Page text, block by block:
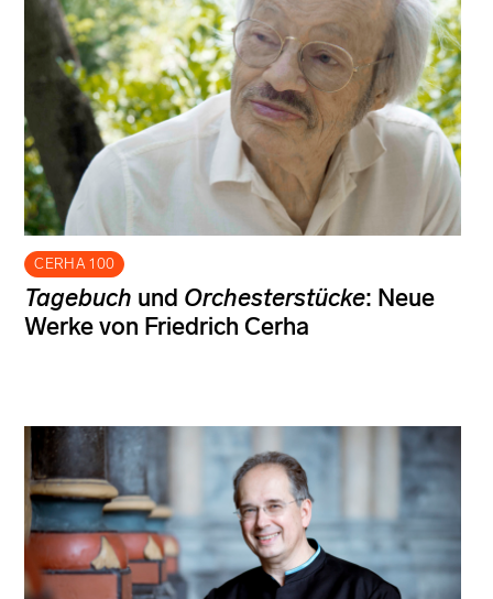
CERHA 100
Tagebuch und Orchesterstücke: Neue
Werke von Friedrich Cerha